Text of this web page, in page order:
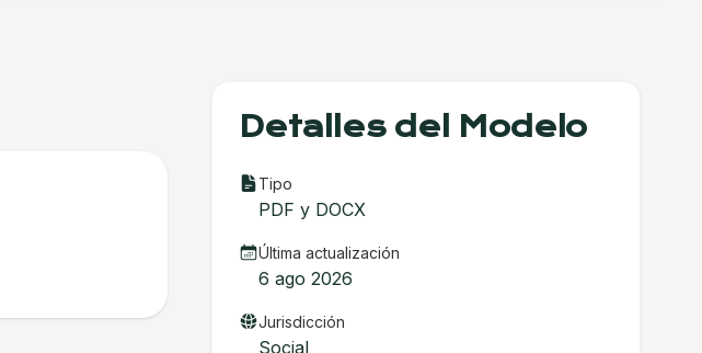
Detalles del Modelo
Tipo
PDF y DOCX
Última actualización
6 ago 2026
Jurisdicción
Social